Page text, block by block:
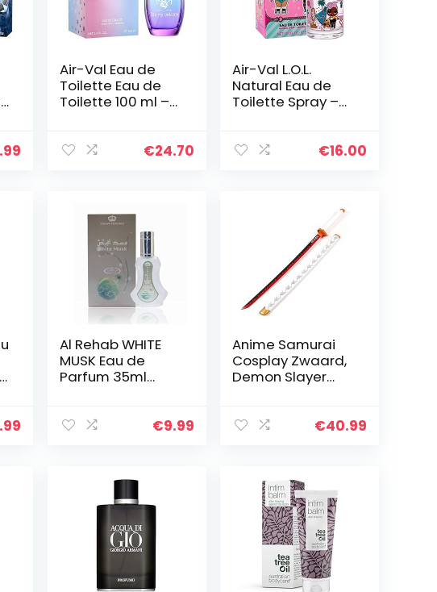
Air-Val Eau de
Toilette Eau de
Toilette 100 ml –
fles met
€24.70
Air-Val L.O.L.
Natural Eau de
Toilette Spray –
kogelsluiting 30
€16.00
Al Rehab WHITE
MUSK Eau de
Parfum 35ml
musk en amber
€9.99
Anime Samurai
Cosplay Zwaard,
Demon Slayer
Kamado Tanjirou
€40.99